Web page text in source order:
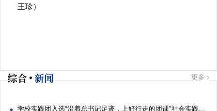
王珍）
综合 新闻 更多